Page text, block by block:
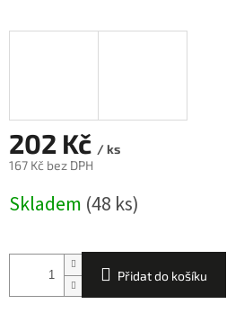
202 Kč / ks
167 Kč bez DPH
cena:
Skladem (48 ks)
Přidat do košíku